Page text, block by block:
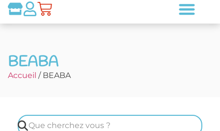
BEABA
Accueil / BEABA